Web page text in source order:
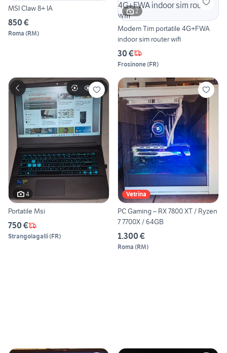
MSI Claw 8+ IA
850 €
Roma (RM)
2
Modem Tim portatile 4G+FWA
indoor sim router wifi
30 €
Frosinone(FR)
4
Portatile Msi
750 €
Strangolagalli(FR)
Vetrina
PC Gaming – RX 7800 XT / Ryzen
7 7700X / 64GB
1.300 €
Roma (RM)